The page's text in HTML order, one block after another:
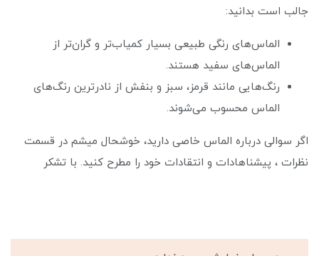
جالب است بدانید:
الماس‌های رنگی طبیعی بسیار کمیاب‌تر و گران‌تر از
الماس‌های سفید هستند.
رنگ‌هایی مانند قرمز، سبز و بنفش از نادرترین رنگ‌های
الماس محسوب می‌شوند.
اگر سوالی درباره الماس خاصی دارید، خوشحال میشم در قسمت
نظرات ، پیشناهادات و انتقادات خود را مطرح کنید. با تشکر